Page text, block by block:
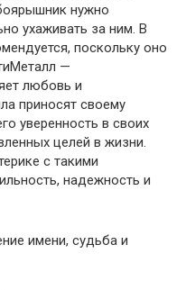
нужно
ухаживать за ним. В
поскольку оно
—
любовь и
приносят своему
уверенность в своих
целей в жизни.
с такими
надежность и
имени, судьба и